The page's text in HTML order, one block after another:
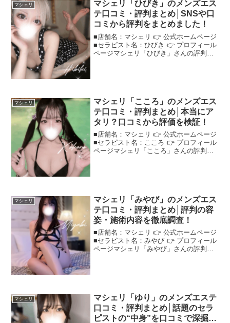
マシェリ
マシェリ「ひびき」のメンズエス
テ口コミ・評判まとめ│SNSや口
コミから評判をまとめました！
■店舗名：マシェリ 👉 公式ホームページ
■セラピスト名：ひびき 👉 プロフィール
ページマシェリ「ひびき」さんの評判
マシェリ
マシェリ「こころ」のメンズエス
テ口コミ・評判まとめ│本当にア
タリ？口コミから評価を検証！
■店舗名：マシェリ 👉 公式ホームページ
■セラピスト名：こころ 👉 プロフィール
ページマシェリ「こころ」さんの評判
マシェリ
マシェリ「みやび」のメンズエス
テ口コミ・評判まとめ│評判の容
姿・施術内容を徹底調査！
■店舗名：マシェリ 👉 公式ホームページ
■セラピスト名：みやび 👉 プロフィール
ページマシェリ「みやび」さんの評判
マシェリ
マシェリ「ゆり」のメンズエステ
口コミ・評判まとめ│話題のセラ
ピストの“中身”を口コミで深掘